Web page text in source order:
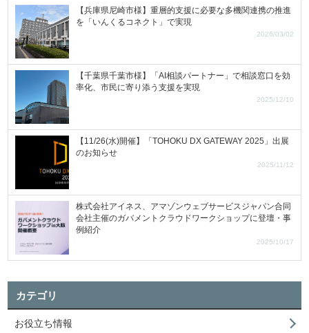
【兵庫県尼崎市様】重層的支援に必要な多機関連携の推進
を「いんくるコネクト」で実現
2026/03/02
【千葉県千葉市様】「AI相談パートナー」で相談窓口を効
率化、市民に寄り添う支援を実現
2025/12/10
【11/26(水)開催】「TOHOKU DX GATEWAY 2025」出展
のお知らせ
2025/11/12
株式会社アイネス、アマゾンウェブサービスジャパン合同
会社主催のガバメントクラウドワークショップに登壇・事
例紹介
2025/10/17
カテゴリ
お役立ち情報